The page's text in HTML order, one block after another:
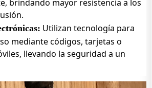
brindando mayor resistencia a los
Utilizan tecnología para
mediante códigos, tarjetas o
llevando la seguridad a un